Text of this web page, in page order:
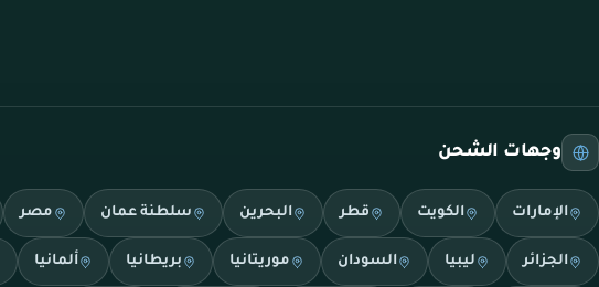
وجهات الشحن
الإمارات الكويت قطر البحرين سلطنة عمان مصر
الجزائر ليبيا السودان موريتانيا بريطانيا ألمانيا